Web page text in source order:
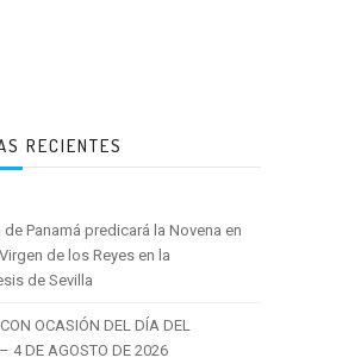
RECIENTES
Panamá predicará la Novena en
de los Reyes en la
de Sevilla
OCASIÓN DEL DÍA DEL
4 DE AGOSTO DE 2026